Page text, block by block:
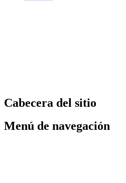
Cabecera del sitio
Menú de navegación